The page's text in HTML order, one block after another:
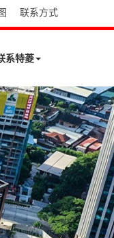
联系方式
系特菱